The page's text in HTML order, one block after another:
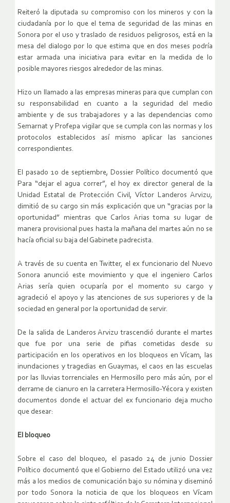
Reiteró la diputada su compromiso con los mineros y con la
ciudadanía por lo que el tema de seguridad de las minas en
Sonora por el uso y traslado de residuos peligrosos, está en la
mesa del dialogo por lo que estima que en dos meses podría
estar armada una iniciativa para evitar en la medida de lo
posible mayores riesgos alrededor de las minas.
Hizo un llamado a las empresas mineras para que cumplan con
su responsabilidad en cuanto a la seguridad del medio
ambiente y de sus trabajadores y a las dependencias como
Semarnat y Profepa vigilar que se cumpla con las normas y los
protocolos establecidos así mismo aplicar las sanciones
correspondientes.
El pasado 10 de septiembre, Dossier Político documentó que
Para “dejar el agua correr”, el hoy ex director general de la
Unidad Estatal de Protección Civil, Víctor Landeros Arvizu,
dimitió de su cargo sin más explicación que un “gracias por la
oportunidad” mientras que Carlos Arias toma su lugar de
manera provisional pues hasta la mañana del martes aún no se
hacía oficial su baja del Gabinete padrecista.
A través de su cuenta en Twitter, el ex funcionario del Nuevo
Sonora anunció este movimiento y que el ingeniero Carlos
Arias sería quien ocuparía por el momento su cargo y
agradeció el apoyo y las atenciones de sus superiores y de la
sociedad en general por la oportunidad de servir.
De la salida de Landeros Arvizu trascendió durante el martes
que fue por una serie de pifias cometidas desde su
participación en los operativos en los bloqueos en Vícam, las
inundaciones y tragedias en Guaymas, el caos en las escuelas
por las lluvias torrenciales en Hermosillo pero más aún, por el
derrame de cianuro en la carretera Hermosillo-Yécora y existen
documentos donde el actuar del ex funcionario deja mucho
que desear:
El bloqueo
Sobre el caso del bloqueo, el pasado 24 de junio Dossier
Político documentó que el Gobierno del Estado utilizó una vez
más a los medios de comunicación bajo su nómina y diseminó
por todo Sonora la noticia de que los bloqueos en Vícam